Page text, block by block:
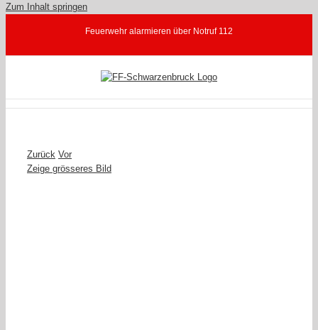
Zum Inhalt springen
Feuerwehr alarmieren über Notruf 112
Zurück Vor
Zeige grösseres Bild